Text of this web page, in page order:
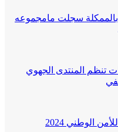
بالممكلة سجلت مامجموعه
تنظم المنتدى الجهوي
الوطني 2024